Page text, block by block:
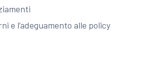
e l’adeguamento alle policy